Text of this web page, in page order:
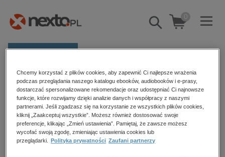
Pokaż/schowaj
wyszukiwarkę
0
Kategorie
Zobacz wszystkie E-prasa
budownictwo, aranżacja wnętrz
biznesowe, branżowe, gospodarka
Strona główna Michał Lermontow
Michał Lermontow
Chcemy korzystać z plików cookies, aby zapewnić Ci najlepsze wrażenia
podczas przeglądania naszego katalogu ebooków, audiobooków i e-prasy,
dostarczać spersonalizowane rekomendacje oraz udostępniać Ci najnowsze
funkcje, które rozwijamy dzięki analizie danych i współpracy z naszymi
partnerami. Jeśli zgadzasz się na korzystanie ze wszystkich plików cookies,
kliknij „Zaakceptuj wszystkie”. Możesz również dostosować swoje
preferencje, klikając „Zmień ustawienia”. Pamiętaj, że zawsze możesz
wycofać swoją zgodę, zmieniając ustawienia cookies lub
przeglądarki.
Polityka prywatności Zaufani partnerzy